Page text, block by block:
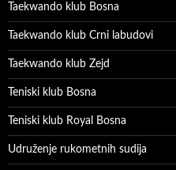
Taekwando klub Bosna
Taekwando klub Crni labudovi
Taekwando klub Zejd
Teniski klub Bosna
Teniski klub Royal Bosna
Udruženje rukometnih sudija